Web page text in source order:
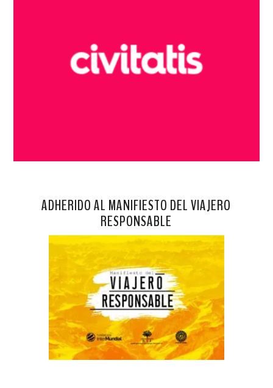
ADHERIDO AL MANIFIESTO DEL VIAJERO
RESPONSABLE